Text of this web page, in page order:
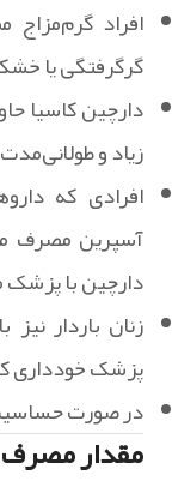
افراد
گرگرفتگی یا
دارچین کاسیا
زیاد و
افرادی که
آسپرین مصرف
دارچین با
زنان باردار
پزشک خودداری
در صورت
مقدار مصرف